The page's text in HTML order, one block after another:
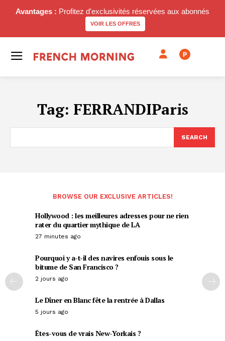
Avantages : Profitez d'exclusivités réservées aux abonnés
VOIR LES OFFRES
P
Tag: FERRANDIParis
SEARCH
BROWSE OUR EXCLUSIVE ARTICLES!
Hollywood : les meilleures adresses pour ne rien
rater du quartier mythique de LA
27 minutes ago
Pourquoi y a-t-il des navires enfouis sous le
bitume de San Francisco ?
2 jours ago
Le Dîner en Blanc fête la rentrée à Dallas
5 jours ago
Êtes-vous de vrais New-Yorkais ?